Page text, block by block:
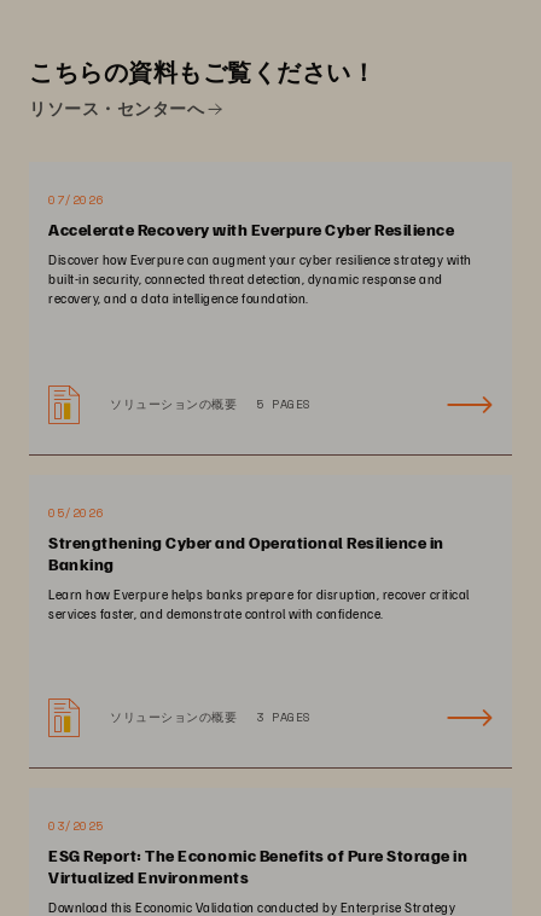
こちらの資料もご覧ください！
リソース・センターへ
07/2026
Accelerate Recovery with Everpure Cyber Resilience
Discover how Everpure can augment your cyber resilience strategy with
built-in security, connected threat detection, dynamic response and
recovery, and a data intelligence foundation.
ソリューションの概要 5 PAGES
05/2026
Strengthening Cyber and Operational Resilience in
Banking
Learn how Everpure helps banks prepare for disruption, recover critical
services faster, and demonstrate control with confidence.
ソリューションの概要 3 PAGES
03/2025
ESG Report: The Economic Benefits of Pure Storage in
Virtualized Environments
Download this Economic Validation conducted by Enterprise Strategy